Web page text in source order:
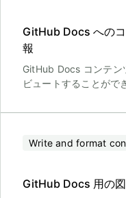
GitHub Docs への
報
GitHub Docs コンテン
ビュートすることがで
Write and format
GitHub Docs 用の